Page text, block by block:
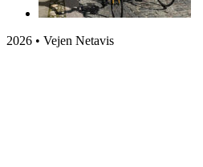
2026 • Vejen Netavis